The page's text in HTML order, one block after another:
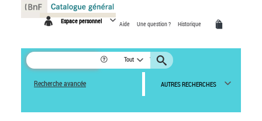
Espace personnel Aide Une question ? Historique
Tout
Recherche avancée AUTRES RECHERCHES
Panneau de gestion des cookies